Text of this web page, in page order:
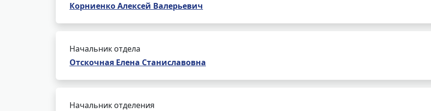
Корниенко Алексей Валерьевич
Начальник отдела
Отскочная Елена Станиславовна
Начальник отделения